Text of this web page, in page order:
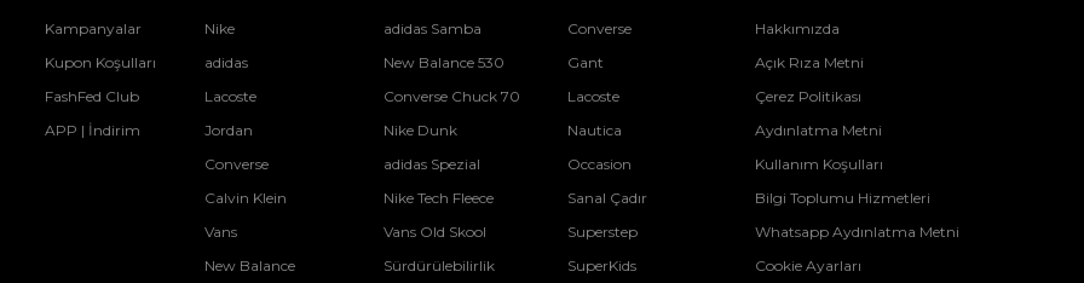
Kampanyalar
Kupon Koşulları
FashFed Club
APP | İndirim
Nike
adidas
Lacoste
Jordan
Converse
Calvin Klein
Vans
New Balance
adidas Samba
New Balance 530
Converse Chuck 70
Nike Dunk
adidas Spezial
Nike Tech Fleece
Vans Old Skool
Sürdürülebilirlik
Converse
Gant
Lacoste
Nautica
Occasion
Sanal Çadır
Superstep
SuperKids
Hakkımızda
Açık Rıza Metni
Çerez Politikası
Aydınlatma Metni
Kullanım Koşulları
Bilgi Toplumu Hizmetleri
Whatsapp Aydınlatma Metni
Cookie Ayarları